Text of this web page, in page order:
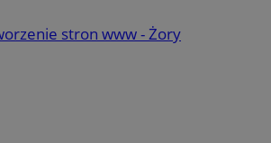
stron www - Żory